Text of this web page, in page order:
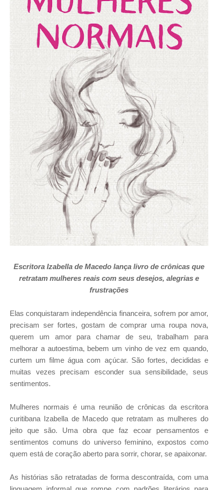
Escritora Izabella de Macedo lança livro de crônicas que
retratam mulheres reais com seus desejos, alegrias e
frustrações
Elas conquistaram independência financeira, sofrem por amor,
precisam ser fortes, gostam de comprar uma roupa nova,
querem um amor para chamar de seu, trabalham para
melhorar a autoestima, bebem um vinho de vez em quando,
curtem um filme água com açúcar. São fortes, decididas e
muitas vezes precisam esconder sua sensibilidade, seus
sentimentos.
Mulheres normais é uma reunião de crônicas da escritora
curitibana Izabella de Macedo que retratam as mulheres do
jeito que são. Uma obra que faz ecoar pensamentos e
sentimentos comuns do universo feminino, expostos como
quem está de coração aberto para sorrir, chorar, se apaixonar.
As histórias são retratadas de forma descontraída, com uma